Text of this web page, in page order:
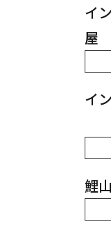
イ
屋
イ
鯉